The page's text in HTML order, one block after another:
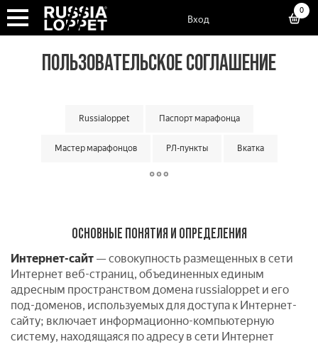
Вход
0
ПОЛЬЗОВАТЕЛЬСКОЕ СОГЛАШЕНИЕ
Russialoppet Паспорт марафонца
Мастер марафонцов РЛ-пункты Вкатка
Суперкубок марафонов
Малый кубок команд Матчевая встреча команд
Кубок мастеров Лотерея лаки лузеров
ОСНОВНЫЕ ПОНЯТИЯ И ОПРЕДЕЛЕНИЯ
Интернет-сайт — совокупность размещенных в сети
Интернет веб-страниц, объединенных единым
адресным пространством домена russialoppet и его
под-доменов, используемых для доступа к Интернет-
сайту; включает информационно-компьютерную
систему, находящаяся по адресу в сети Интернет